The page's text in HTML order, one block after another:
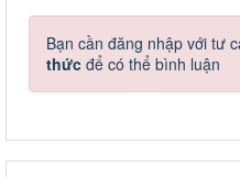
Bạn cần đăng nhập với tư
thức để có thể bình luận